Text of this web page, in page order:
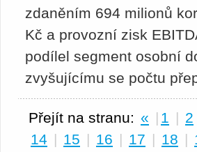
zdaněním 694 milionů
Kč a provozní zisk
podílel segment osobní
zvyšujícímu se počtu
Přejít na stranu: « | 1 | 2
14 | 15 | 16 | 17 | 18 |